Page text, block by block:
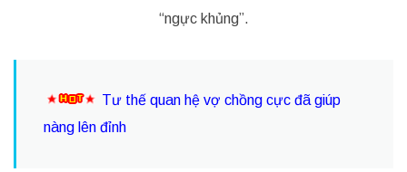
“ngực khủng”.
Tư thế quan hệ vợ chồng cực đã giúp
nàng lên đỉnh